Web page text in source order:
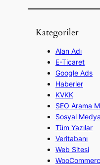
a
Kategoriler
Alan Adı
E-Ticaret
Google Ads
Haberler
KVKK
SEO Arama
Sosyal Medya
Tüm Yazılar
Veritabanı
Web Sitesi